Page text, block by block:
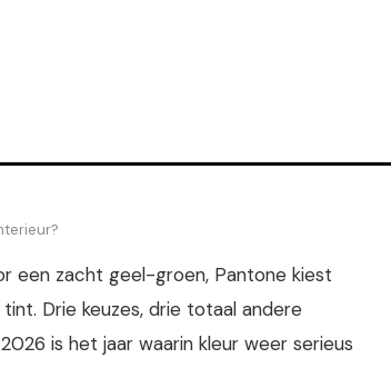
een zacht geel-groen, Pantone kiest
Drie keuzes, drie totaal andere
is het jaar waarin kleur weer serieus